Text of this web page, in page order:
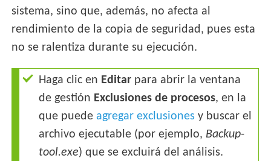
sistema, sino que, además, no afecta al
rendimiento de la copia de seguridad, pues esta
no se ralentiza durante su ejecución.
Haga clic en Editar para abrir la ventana
de gestión Exclusiones de procesos, en la
que puedeagregar exclusiones y buscar el
archivo ejecutable (por ejemplo, Backup-
tool.exe) que se excluirá del análisis.